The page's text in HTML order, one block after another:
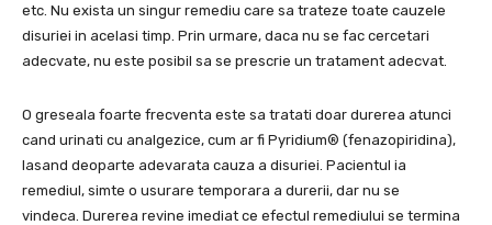
etc. Nu exista un singur remediu care sa trateze toate cauzele
disuriei in acelasi timp. Prin urmare, daca nu se fac cercetari
adecvate, nu este posibil sa se prescrie un tratament adecvat.
O greseala foarte frecventa este sa tratati doar durerea atunci
cand urinati cu analgezice, cum ar fi Pyridium® (fenazopiridina),
lasand deoparte adevarata cauza a disuriei. Pacientul ia
remediul, simte o usurare temporara a durerii, dar nu se
vindeca. Durerea revine imediat ce efectul remediului se termina